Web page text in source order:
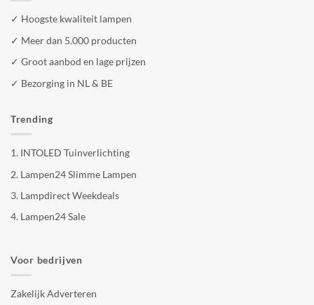
✓ Hoogste kwaliteit lampen
✓ Meer dan 5.000 producten
✓ Groot aanbod en lage prijzen
✓ Bezorging in NL & BE
Trending
1. INTOLED Tuinverlichting
2. Lampen24 Slimme Lampen
3. Lampdirect Weekdeals
4. Lampen24 Sale
Voor bedrijven
Zakelijk Adverteren